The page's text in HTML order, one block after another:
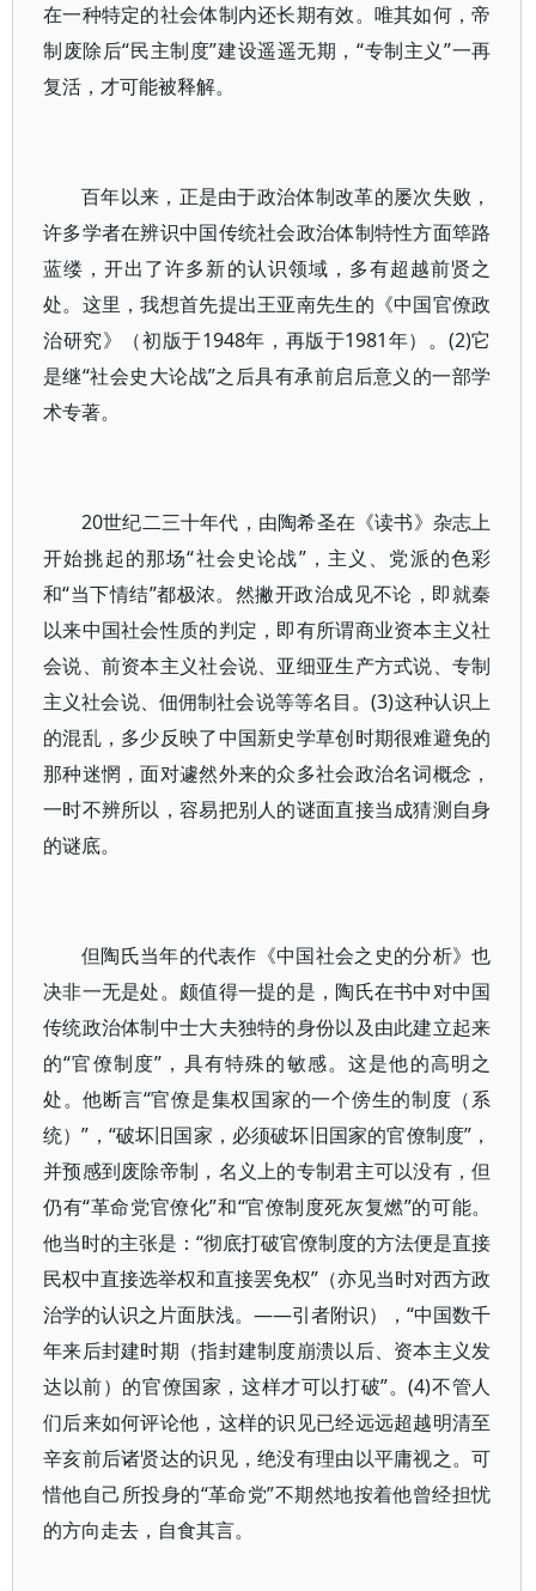
在一种特定的社会体制内还长期有效。唯其如何，帝
制废除后“民主制度”建设遥遥无期，“专制主义”一再
复活，才可能被释解。
百年以来，正是由于政治体制改革的屡次失败，
许多学者在辨识中国传统社会政治体制特性方面筚路
蓝缕，开出了许多新的认识领域，多有超越前贤之
处。这里，我想首先提出王亚南先生的《中国官僚政
治研究》（初版于1948年，再版于1981年）。(2)它
是继“社会史大论战”之后具有承前启后意义的一部学
术专著。
20世纪二三十年代，由陶希圣在《读书》杂志上
开始挑起的那场“社会史论战”，主义、党派的色彩
和“当下情结”都极浓。然撇开政治成见不论，即就秦
以来中国社会性质的判定，即有所谓商业资本主义社
会说、前资本主义社会说、亚细亚生产方式说、专制
主义社会说、佃佣制社会说等等名目。(3)这种认识上
的混乱，多少反映了中国新史学草创时期很难避免的
那种迷惘，面对遽然外来的众多社会政治名词概念，
一时不辨所以，容易把别人的谜面直接当成猜测自身
的谜底。
但陶氏当年的代表作《中国社会之史的分析》也
决非一无是处。颇值得一提的是，陶氏在书中对中国
传统政治体制中士大夫独特的身份以及由此建立起来
的“官僚制度”，具有特殊的敏感。这是他的高明之
处。他断言“官僚是集权国家的一个傍生的制度（系
统）”，“破坏旧国家，必须破坏旧国家的官僚制度”，
并预感到废除帝制，名义上的专制君主可以没有，但
仍有“革命党官僚化”和“官僚制度死灰复燃”的可能。
他当时的主张是：“彻底打破官僚制度的方法便是直接
民权中直接选举权和直接罢免权”（亦见当时对西方政
治学的认识之片面肤浅。——引者附识），“中国数千
年来后封建时期（指封建制度崩溃以后、资本主义发
达以前）的官僚国家，这样才可以打破”。(4)不管人
们后来如何评论他，这样的识见已经远远超越明清至
辛亥前后诸贤达的识见，绝没有理由以平庸视之。可
惜他自己所投身的“革命党”不期然地按着他曾经担忧
的方向走去，自食其言。